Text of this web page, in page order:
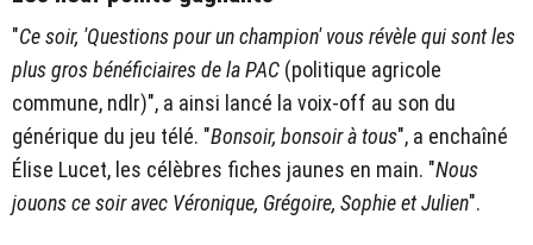
"Ce soir, 'Questions pour un champion' vous révèle qui sont les
plus gros bénéficiaires de la PAC (politique agricole
commune, ndlr)", a ainsi lancé la voix-off au son du
générique du jeu télé. "Bonsoir, bonsoir à tous", a enchaîné
Élise Lucet, les célèbres fiches jaunes en main. "Nous
jouons ce soir avec Véronique, Grégoire, Sophie et Julien".